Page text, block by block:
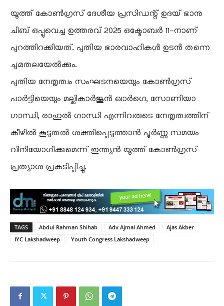
യൂത്ത് കോൺഗ്രസ് ദേശീയ പ്രസിഡന്റ് ഉദയ് ഭാനു
ചിബ് ഒപ്പുവെച്ച ഉത്തരവ് 2025 ഒക്ടോബർ 11-നാണ്
പുറത്തിറക്കിയത്. പുതിയ ഭാരവാഹികൾ ഉടൻ തന്നെ
ചുമതലയേൽക്കും.
​പുതിയ നേതൃത്വം സംഘടനയെയും കോൺഗ്രസ്
പാർട്ടിയെയും മല്ലികാർജുൻ ഖാർഗെ, സോണിയാ
ഗാന്ധി, രാഹുൽ ഗാന്ധി എന്നിവരുടെ നേതൃത്വത്തിന്
കീഴിൽ കൂടുതൽ ശക്തിപ്പെടുത്താൻ പൂർണ്ണ സമയം
വിനിയോഗിക്കുമെന്ന് ഇന്ത്യൻ യൂത്ത് കോൺഗ്രസ്
പ്രത്യാശ പ്രകടിപ്പിച്ചു.
TAGS Abdul Rahman Shihab Adv Ajmal Ahmed
Ajas Akber
IYC Lakshadweep
Youth Congress Lakshadweep